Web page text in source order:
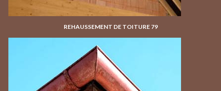
REHAUSSEMENT DE TOITURE 79